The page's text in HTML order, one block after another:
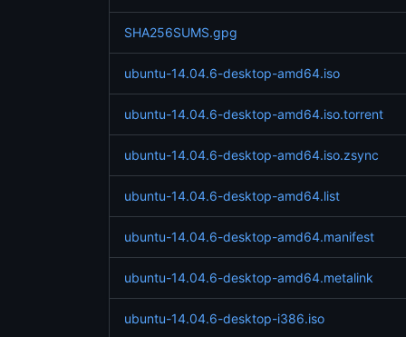
SHA256SUMS.gpg
ubuntu-14.04.6-desktop-amd64.iso
ubuntu-14.04.6-desktop-amd64.iso.torrent
ubuntu-14.04.6-desktop-amd64.iso.zsync
ubuntu-14.04.6-desktop-amd64.list
ubuntu-14.04.6-desktop-amd64.manifest
ubuntu-14.04.6-desktop-amd64.metalink
ubuntu-14.04.6-desktop-i386.iso